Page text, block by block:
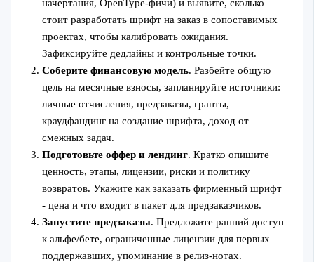
начертания, OpenType‑фичи) и выявите, сколько
стоит разработать шрифт на заказ в сопоставимых
проектах, чтобы калибровать ожидания.
Зафиксируйте дедлайны и контрольные точки.
Соберите финансовую модель. Разбейте общую
цель на месячные взносы, запланируйте источники:
личные отчисления, предзаказы, гранты,
краудфандинг на создание шрифта, доход от
смежных задач.
Подготовьте оффер и лендинг. Кратко опишите
ценность, этапы, лицензии, риски и политику
возвратов. Укажите как заказать фирменный шрифт
- цена и что входит в пакет для предзаказчиков.
Запустите предзаказы. Предложите ранний доступ
к альфе/бете, ограниченные лицензии для первых
поддержавших, упоминание в релиз-нотах.